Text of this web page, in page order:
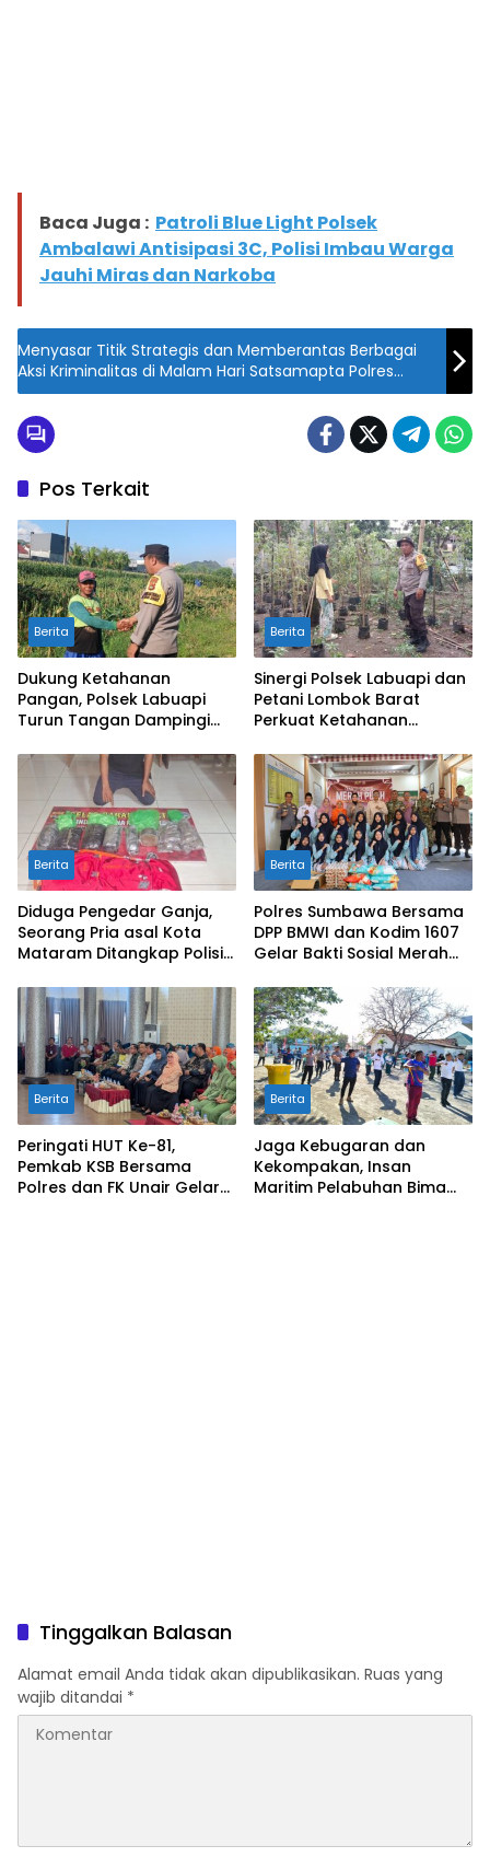
Baca Juga : Patroli Blue Light Polsek
Ambalawi Antisipasi 3C, Polisi Imbau Warga
Jauhi Miras dan Narkoba
Menyasar Titik Strategis dan Memberantas Berbagai
Aksi Kriminalitas di Malam Hari Satsamapta Polres
Bima Gencarkan Patroli KRYD
Pos Terkait
Berita
Dukung Ketahanan
Pangan, Polsek Labuapi
Turun Tangan Dampingi
Bongkot
Berita
Sinergi Polsek Labuapi dan
Petani Lombok Barat
Perkuat Ketahanan
Berita
Diduga Pengedar Ganja,
Seorang Pria asal Kota
Mataram Ditangkap Polisi
Berita
Polres Sumbawa Bersama
DPP BMWI dan Kodim 1607
Gelar Bakti Sosial Merah
Hidayatullah
Berita
Peringati HUT Ke-81,
Pemkab KSB Bersama
Polres dan FK Unair Gelar
Berita
Jaga Kebugaran dan
Kekompakan, Insan
Maritim Pelabuhan Bima
Tinggalkan Balasan
Alamat email Anda tidak akan dipublikasikan. Ruas yang
wajib ditandai *